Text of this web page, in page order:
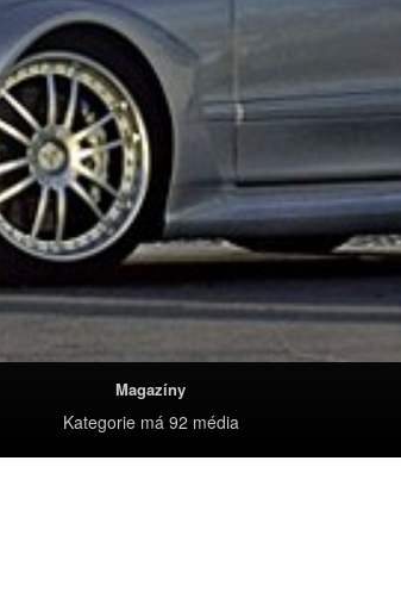
Magazíny
Kategoriemá 92 média